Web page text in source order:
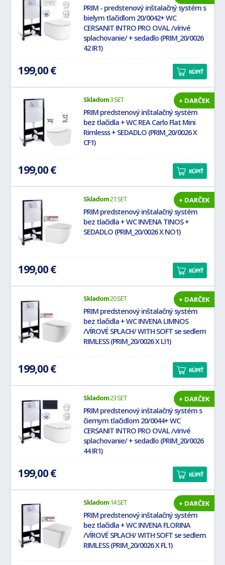
PRIM - predstenový inštalačný systém s
bielym tlačidlom 20/0042+ WC
CERSANIT INTRO PRO OVAL /vírivé
splachovanie/ + sedadlo (PRIM_20/0026
42 IR1)
199,00 € KÚPIŤ
Skladom3 SET
PRIM predstenový inštalačný systém
bez tlačidla + WC REA Carlo Flat Mini
Rimlesss + SEDADLO (PRIM_20/0026 X
CF1)
+ DARČEK
199,00 € KÚPIŤ
Skladom21 SET
PRIM predstenový inštalačný systém
bez tlačidla + WC INVENA TINOS +
SEDADLO (PRIM_20/0026 X NO1)
+ DARČEK
199,00 € KÚPIŤ
Skladom20 SET
PRIM predstenový inštalačný systém
bez tlačidla + WC INVENA LIMNOS
/VÍROVÉ SPLACH/ WITH SOFT se sedlem
RIMLESS (PRIM_20/0026 X LI1)
+ DARČEK
199,00 € KÚPIŤ
Skladom23 SET
PRIM predstenový inštalačný systém s
čiernym tlačidlom 20/0044+ WC
CERSANIT INTRO PRO OVAL /vírivé
splachovanie/ + sedadlo (PRIM_20/0026
44 IR1)
+ DARČEK
199,00 € KÚPIŤ
Skladom14 SET
PRIM predstenový inštalačný systém
bez tlačidla + WC INVENA FLORINA
/VÍROVÉ SPLACH/ WITH SOFT se sedlem
RIMLESS (PRIM_20/0026 X FL1)
+ DARČEK